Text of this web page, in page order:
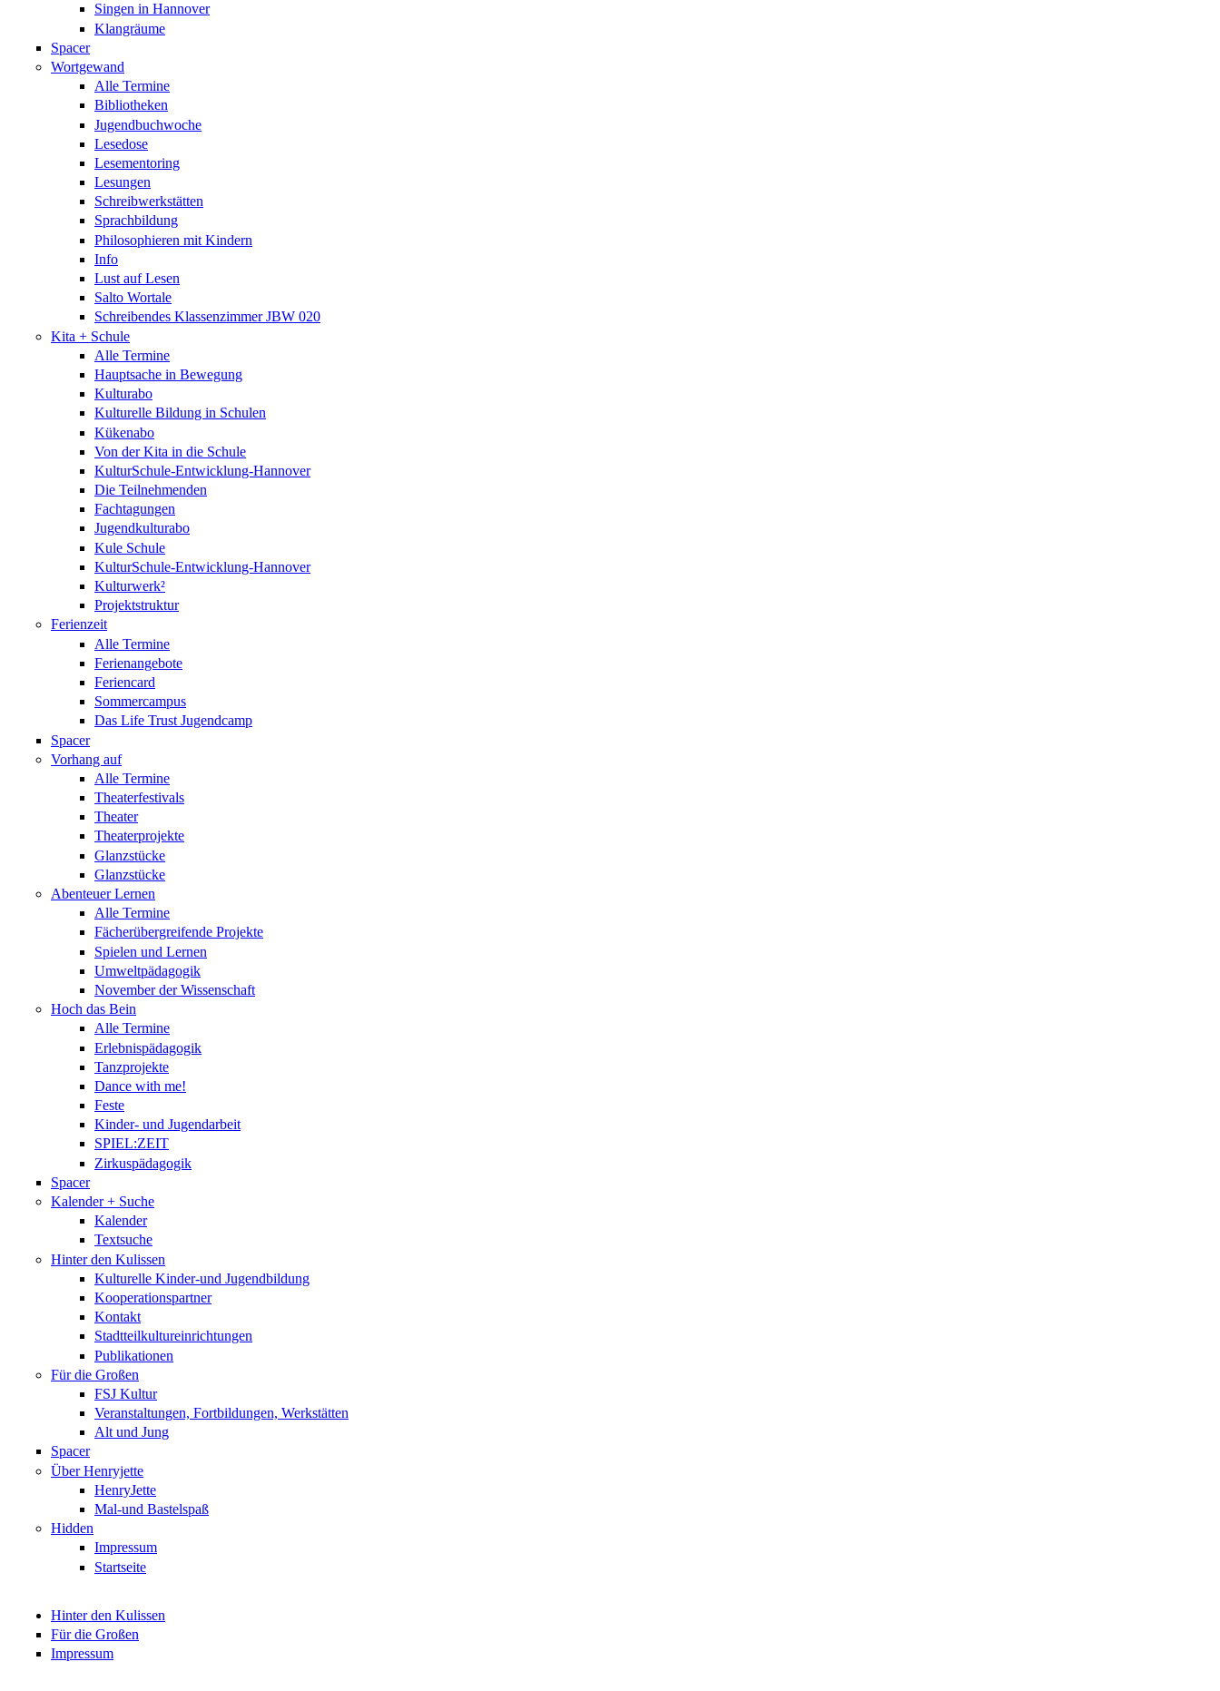
Singen in Hannover
Klangräume
Spacer
Wortgewand
Alle Termine
Bibliotheken
Jugendbuchwoche
Lesedose
Lesementoring
Lesungen
Schreibwerkstätten
Sprachbildung
Philosophieren mit Kindern
Info
Lust auf Lesen
Salto Wortale
Schreibendes Klassenzimmer JBW 020
Kita + Schule
Alle Termine
Hauptsache in Bewegung
Kulturabo
Kulturelle Bildung in Schulen
Kükenabo
Von der Kita in die Schule
KulturSchule-Entwicklung-Hannover
Die Teilnehmenden
Fachtagungen
Jugendkulturabo
Kule Schule
KulturSchule-Entwicklung-Hannover
Kulturwerk²
Projektstruktur
Ferienzeit
Alle Termine
Ferienangebote
Feriencard
Sommercampus
Das Life Trust Jugendcamp
Spacer
Vorhang auf
Alle Termine
Theaterfestivals
Theater
Theaterprojekte
Glanzstücke
Glanzstücke
Abenteuer Lernen
Alle Termine
Fächerübergreifende Projekte
Spielen und Lernen
Umweltpädagogik
November der Wissenschaft
Hoch das Bein
Alle Termine
Erlebnispädagogik
Tanzprojekte
Dance with me!
Feste
Kinder- und Jugendarbeit
SPIEL:ZEIT
Zirkuspädagogik
Spacer
Kalender + Suche
Kalender
Textsuche
Hinter den Kulissen
Kulturelle Kinder-und Jugendbildung
Kooperationspartner
Kontakt
Stadtteilkultureinrichtungen
Publikationen
Für die Großen
FSJ Kultur
Veranstaltungen, Fortbildungen, Werkstätten
Alt und Jung
Spacer
Über Henryjette
HenryJette
Mal-und Bastelspaß
Hidden
Impressum
Startseite
Hinter den Kulissen
Für die Großen
Impressum